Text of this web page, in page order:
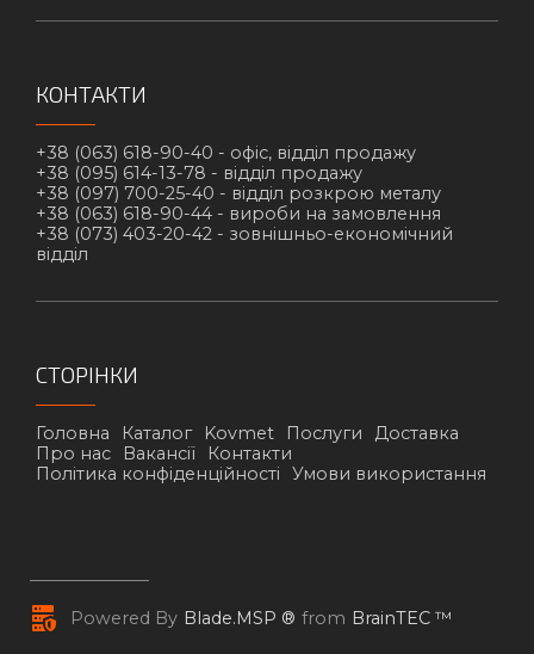
КОНТАКТИ
+38 (063) 618-90-40 - офіс, відділ продажу
+38 (095) 614-13-78 - відділ продажу
+38 (097) 700-25-40 - відділ розкрою металу
+38 (063) 618-90-44 - вироби на замовлення
+38 (073) 403-20-42 - зовнішньо-економічний
відділ
СТОРІНКИ
Головна Каталог Kovmet Послуги
Доставка
Про нас
Вакансії
Контакти
Політика конфіденційності
Умови використання
Powered By Blade.MSP ® from BrainTEC ™